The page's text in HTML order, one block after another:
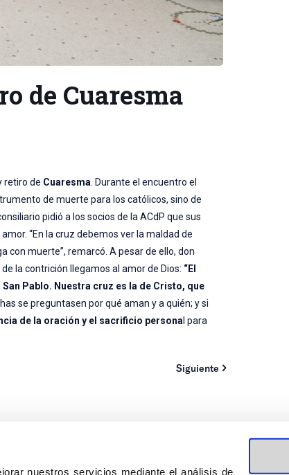
nuestros servicios mediante el análisis de
de Cuaresma
retiro de Cuaresma. Durante el encuentro el
de muerte para los católicos, sino de
pidió a los socios de la ACdP que sus
“En la cruz debemos ver la maldad de
con muerte”, remarcó. A pesar de ello, don
la contrición llegamos al amor de Dios: “El
Pablo. Nuestra cruz es la de Cristo, que
se preguntasen por qué aman y a quién; y si
de la oración y el sacrificio persona l para
Siguiente